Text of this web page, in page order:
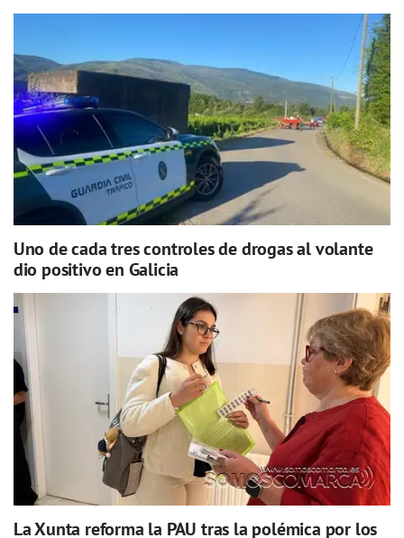
Uno de cada tres controles de drogas al volante
dio positivo en Galicia
La Xunta reforma la PAU tras la polémica por los